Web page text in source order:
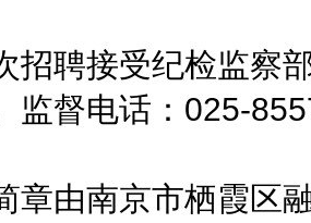
聘接受纪检监察部
监督电话：025-
由南京市栖霞区融